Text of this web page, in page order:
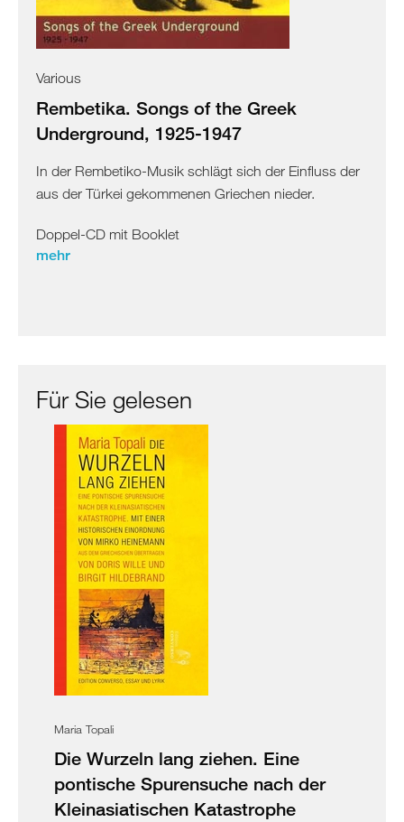
Various
Rembetika. Songs of the Greek
Underground, 1925-1947
In der Rembetiko-Musik schlägt sich der Einfluss der
aus der Türkei gekommenen Griechen nieder.
Doppel-CD mit Booklet
mehr
Für Sie gelesen
Maria Topali
Die Wurzeln lang ziehen. Eine
pontische Spurensuche nach der
Kleinasiatischen Katastrophe